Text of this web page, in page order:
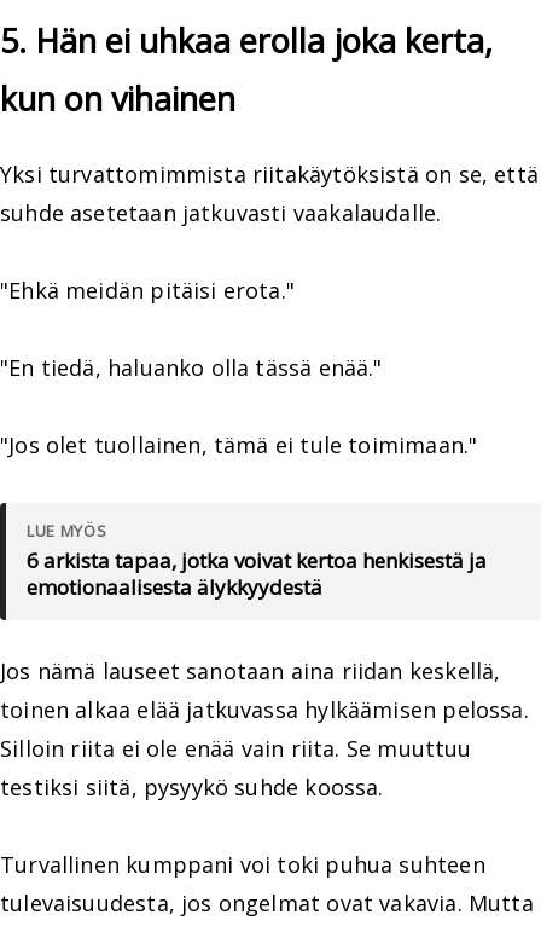
5. Hän ei uhkaa erolla joka kerta,
kun on vihainen
Yksi turvattomimmista riitakäytöksistä on se, että
suhde asetetaan jatkuvasti vaakalaudalle.
"Ehkä meidän pitäisi erota."
"En tiedä, haluanko olla tässä enää."
"Jos olet tuollainen, tämä ei tule toimimaan."
LUE MYÖS
6 arkista tapaa, jotka voivat kertoa henkisestä ja
emotionaalisesta älykkyydestä
Jos nämä lauseet sanotaan aina riidan keskellä,
toinen alkaa elää jatkuvassa hylkäämisen pelossa.
Silloin riita ei ole enää vain riita. Se muuttuu
testiksi siitä, pysyykö suhde koossa.
Turvallinen kumppani voi toki puhua suhteen
tulevaisuudesta, jos ongelmat ovat vakavia. Mutta